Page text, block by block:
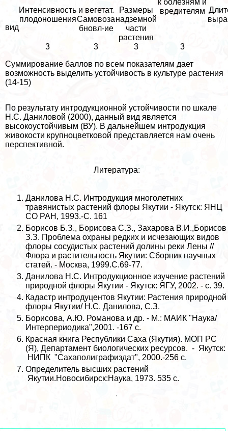
вид
Интенсивность
плодоношения
и вегетат.
Самовоза
бновл-ие
Размеры
надземной
части
растения
к болезням и
вредителям
3 3 3
3
Суммирование баллов по всем показателям дает
возможность выделить устойчивость в культуре растения
(14-15)
По результату интродукционной устойчивости по шкале
Н.С. Даниловой (2000), данный вид является
высокоустойчивым (ВУ). В дальнейшем интродукция
живокости крупноцветковой представляется нам очень
перспективной.
Литература:
Данилова Н.С. Интродукция многолетних
травянистых растений флоры Якутии - Якутск: ЯНЦ
СО РАН, 1993.-С. 161
Борисов Б.З., Борисова С.З., Захарова В.И.,Борисов
З.З. Проблема охраны редких и исчезающих видов
флоры сосудистых растений долины реки Лены //
Флора и растительность Якутии: Сборник научных
статей. - Москва, 1999.С.69-77.
Данилова Н.С. Интродукционное изучение растений
природной флоры Якутии - Якутск: ЯГУ, 2002. - с. 39.
Кадастр интродуцентов Якутии: Растения природной
флоры Якутии/ Н.С. Данилова, С.З.
Борисова, А.Ю. Романова и др. - М.: МАИК "Наука/
Интерпериодика",2001. -167 с.
Красная книга Республики Саха (Якутия). МОП РС
(Я), Департамент биологических ресурсов. - Якутск:
НИПК "Сахаполиграфиздат", 2000.-256 с.
Определитель высших растений
Якутии.Новосибирск:Наука, 1973. 535 с.